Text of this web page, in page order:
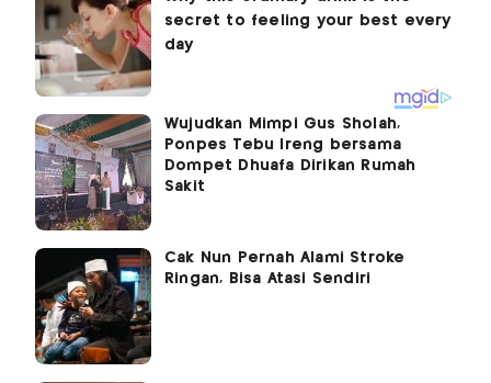
Wujudkan Mimpi Gus Sholah,
Ponpes Tebu Ireng bersama
Dompet Dhuafa Dirikan Rumah
Sakit
Cak Nun Pernah Alami Stroke
Ringan, Bisa Atasi Sendiri